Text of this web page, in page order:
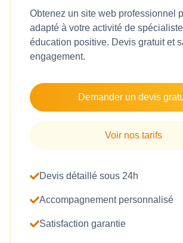
Obtenez un site web professionnel
adapté à votre activité de
éducation positive. Devis gratuit et
engagement.
Demander un devis
Voir nos tarifs
Devis détaillé sous 24h
Accompagnement personnalisé
Satisfaction garantie